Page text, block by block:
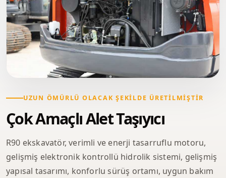
UZUN ÖMÜRLÜ OLACAK ŞEKILDE ÜRETILMIŞTIR
Çok Amaçlı Alet Taşıyıcı
R90 ekskavatör, verimli ve enerji tasarruflu motoru,
gelişmiş elektronik kontrollü hidrolik sistemi, gelişmiş
yapısal tasarımı, konforlu sürüş ortamı, uygun bakım